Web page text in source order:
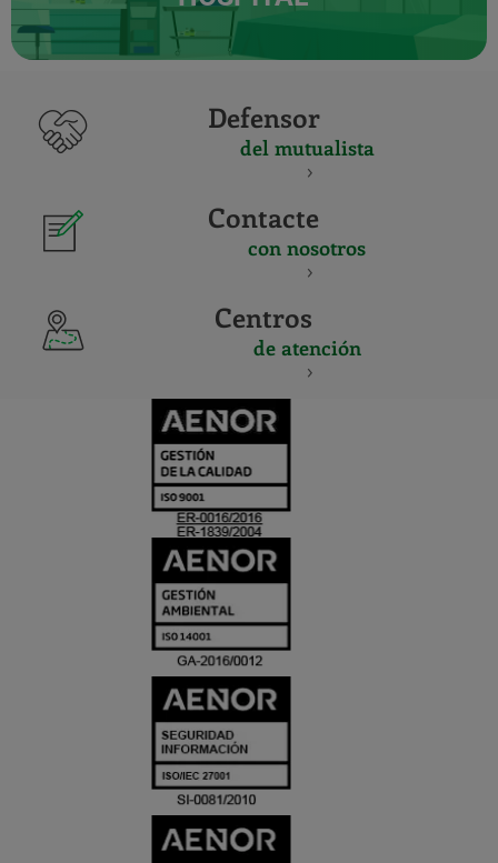
Defensor
del mutualista
Contacte
con nosotros
Centros
de atención
Y